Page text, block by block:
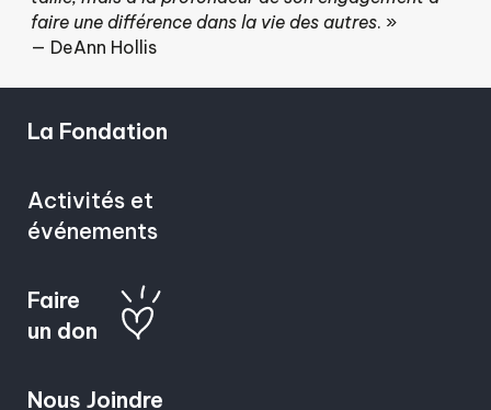
faire une différence dans la vie des autres. »
— DeAnn Hollis
La Fondation
Activités et
événements
Faire
un don
Nous Joindre